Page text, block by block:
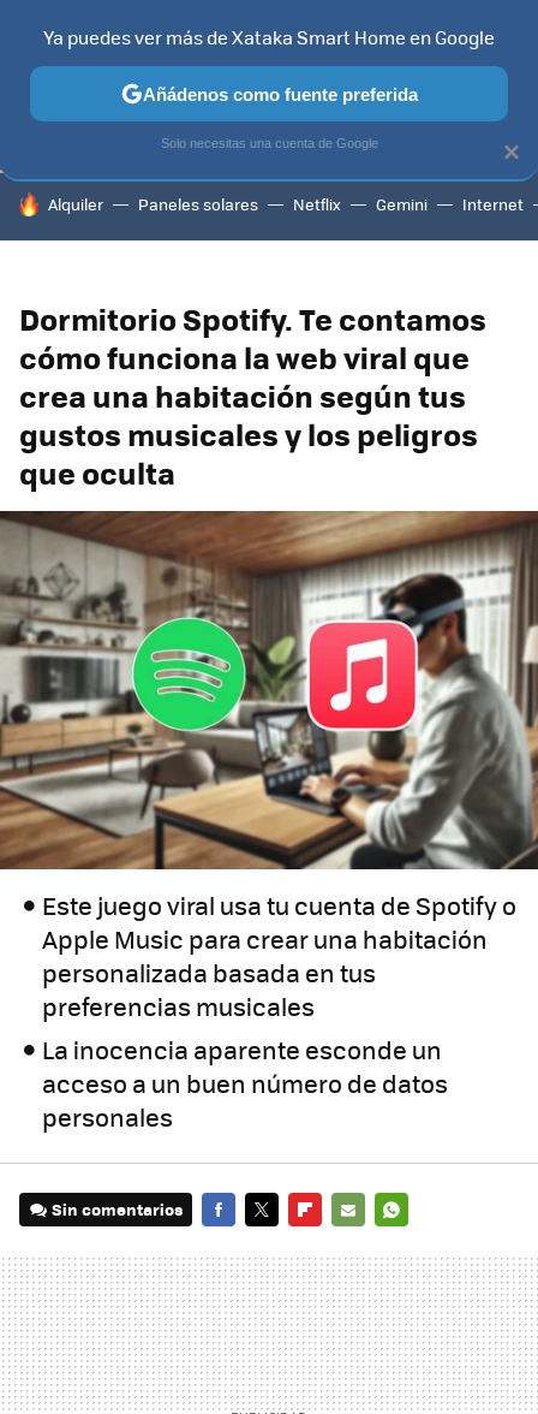
TELEVISORES CONTENIDOS SMART TV SELECCIÓN
HOY SE HABLA DE
Alquiler Paneles solares Netflix Gemini Internet
Dormitorio Spotify. Te contamos
cómo funciona la web viral que
crea una habitación según tus
gustos musicales y los peligros
que oculta
Este juego viral usa tu cuenta de Spotify o
Apple Music para crear una habitación
personalizada basada en tus
preferencias musicales
La inocencia aparente esconde un
acceso a un buen número de datos
personales
Sin comentarios
MAIL
×
Ya puedes ver más de Xataka Smart Home en Google
Añádenos como fuente preferida
Solo necesitas una cuenta de Google